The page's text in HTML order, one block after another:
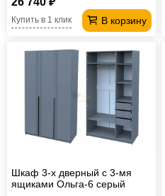
В корзину
Купить в 1 клик
Шкаф 3-х дверный с 3-мя
ящиками Ольга-6 серый